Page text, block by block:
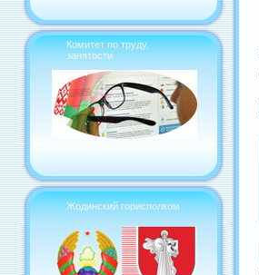
Комитет по труду,
занятости
Жодинский горисполком